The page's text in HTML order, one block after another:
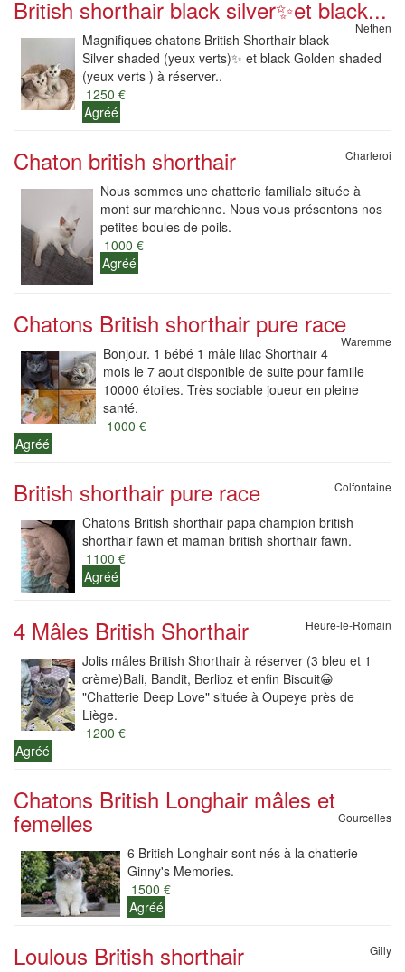
British shorthair black silver✨️et black...
Nethen
Magnifiques chatons British Shorthair black
Silver shaded (yeux verts)✨️ et black Golden shaded
(yeux verts ) à réserver..
1250 €
Agréé
Chaton british shorthair Charleroi
Nous sommes une chatterie familiale située à
mont sur marchienne. Nous vous présentons nos
petites boules de poils.
1000 €
Agréé
Chatons British shorthair pure race
Waremme
Bonjour. 1 ɓébé 1 mâle lilac Shorthair 4
mois le 7 aout disponible de suite pour famille
10000 étoiles. Très sociable joueur en pleine
santé.
1000 €
Agréé
British shorthair pure race Colfontaine
Chatons British shorthair papa champion british
shorthair fawn et maman british shorthair fawn.
1100 €
Agréé
4 Mâles British Shorthair Heure-le-Romain
Jolis mâles British Shorthair à réserver (3 bleu et 1
crème)Bali, Bandit, Berlioz et enfin Biscuit😀
"Chatterie Deep Love" située à Oupeye près de
Liège.
1200 €
Agréé
Chatons British Longhair mâles et
femelles Courcelles
6 British Longhair sont nés à la chatterie
Ginny's Memories.
1500 €
Agréé
Loulous British shorthair Gilly